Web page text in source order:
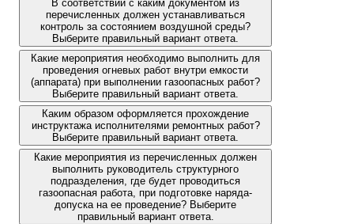
В соответствии с каким документом из
перечисленных должен устанавливаться
контроль за состоянием воздушной среды?
Выберите правильный вариант ответа.
Какие мероприятия необходимо выполнить для
проведения огневых работ внутри емкости
(аппарата) при выполнении газоопасных работ?
Выберите правильный вариант ответа.
Каким образом оформляется прохождение
инструктажа исполнителями ремонтных работ?
Выберите правильный вариант ответа.
Какие мероприятия из перечисленных должен
выполнить руководитель структурного
подразделения, где будет проводиться
газоопасная работа, при подготовке наряда-
допуска на ее проведение? Выберите
правильный вариант ответа.